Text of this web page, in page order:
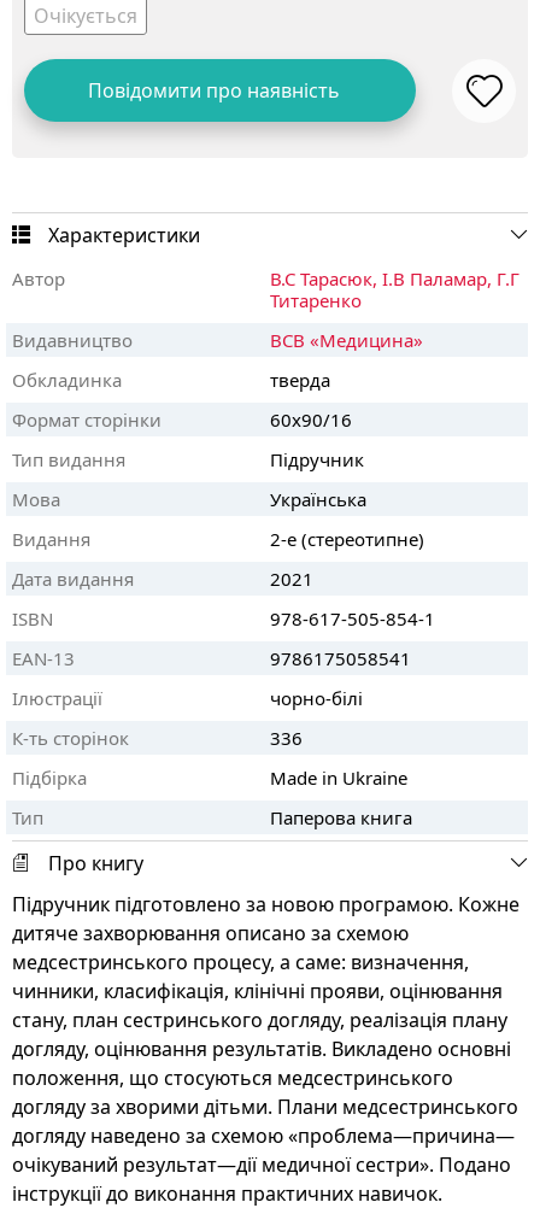
Очікується
Повідомити про наявність
Характеристики
Автор В.С Тарасюк, І.В Паламар, Г.Г
Титаренко
Видавництво
ВСВ «Медицина»
Обкладинка
тверда
Формат сторінки
60х90/16
Тип видання
Підручник
Мова
Українська
Видання
2-е (стереотипне)
Дата видання
2021
ISBN
978-617-505-854-1
EAN-13
9786175058541
Ілюстрації
чорно-білі
К-ть сторінок
336
Підбірка
Made in Ukraine
Тип
Паперова книга
Про книгу
Підручник підготовлено за новою програмою. Кожне
дитяче захворювання описано за схемою
медсестринського процесу, а саме: визначення,
чинники, класифікація, клінічні прояви, оцінювання
стану, план сестринського догляду, реалізація плану
догляду, оцінювання результатів. Викладено основні
положення, що стосуються медсестринського
догляду за хворими дітьми. Плани медсестринського
догляду наведено за схемою «проблема—причина—
очікуваний результат—дії медичної сестри». Подано
інструкції до виконання практичних навичок.